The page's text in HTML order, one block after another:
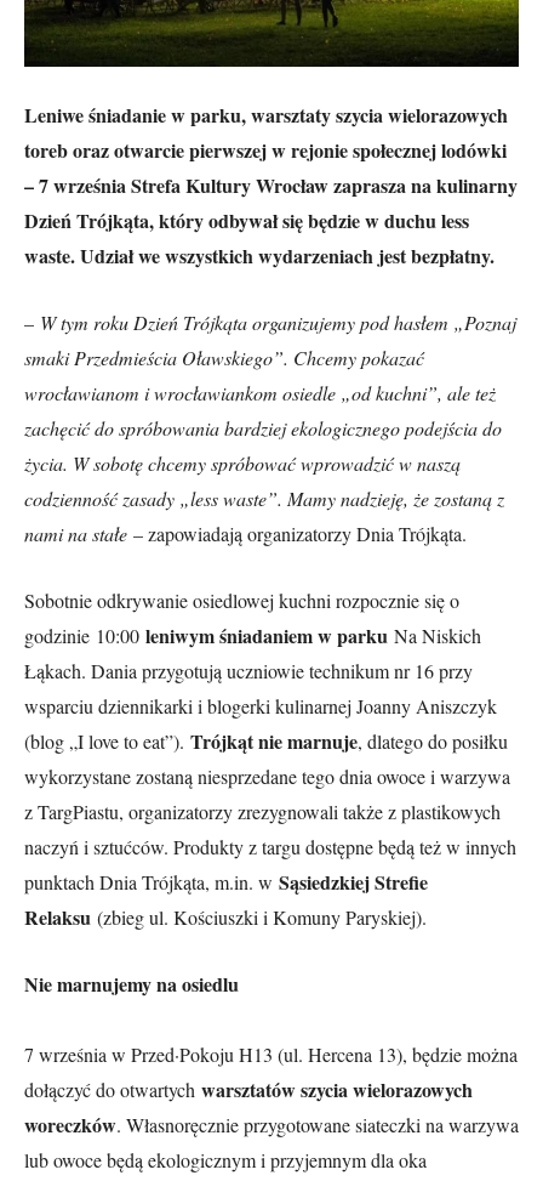
Leniwe śniadanie w parku, warsztaty szycia wielorazowych
toreb oraz otwarcie pierwszej w rejonie społecznej lodówki
– 7 września Strefa Kultury Wrocław zaprasza na kulinarny
Dzień Trójkąta, który odbywał się będzie w duchu less
waste. Udział we wszystkich wydarzeniach jest bezpłatny.
– W tym roku Dzień Trójkąta organizujemy pod hasłem „Poznaj
smaki Przedmieścia Oławskiego”. Chcemy pokazać
wrocławianom i wrocławiankom osiedle „od kuchni”, ale też
zachęcić do spróbowania bardziej ekologicznego podejścia do
życia. W sobotę chcemy spróbować wprowadzić w naszą
codzienność zasady „less waste”. Mamy nadzieję, że zostaną z
nami na stałe – zapowiadają organizatorzy Dnia Trójkąta.
Sobotnie odkrywanie osiedlowej kuchni rozpocznie się o
godzinie 10:00 leniwym śniadaniem w parku Na Niskich
Łąkach. Dania przygotują uczniowie technikum nr 16 przy
wsparciu dziennikarki i blogerki kulinarnej Joanny Aniszczyk
(blog „I love to eat”). Trójkąt nie marnuje, dlatego do posiłku
wykorzystane zostaną niesprzedane tego dnia owoce i warzywa
z TargPiastu, organizatorzy zrezygnowali także z plastikowych
naczyń i sztućców. Produkty z targu dostępne będą też w innych
punktach Dnia Trójkąta, m.in. w Sąsiedzkiej Strefie
Relaksu (zbieg ul. Kościuszki i Komuny Paryskiej).
Nie marnujemy na osiedlu
7 września w Przed·Pokoju H13 (ul. Hercena 13), będzie można
dołączyć do otwartych warsztatów szycia wielorazowych
woreczków. Własnoręcznie przygotowane siateczki na warzywa
lub owoce będą ekologicznym i przyjemnym dla oka